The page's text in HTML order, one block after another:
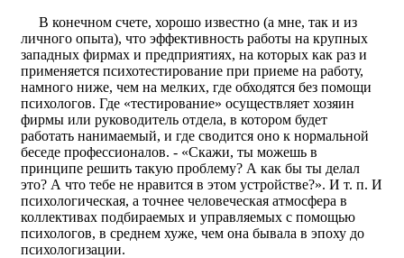
В конечном счете, хорошо известно (а мне, так и из
личного опыта), что эффективность работы на крупных
западных фирмах и предприятиях, на которых как раз и
применяется психотестирование при приеме на работу,
намного ниже, чем на мелких, где обходятся без помощи
психологов. Где «тестирование» осуществляет хозяин
фирмы или руководитель отдела, в котором будет
работать нанимаемый, и где сводится оно к нормальной
беседе профессионалов. - «Скажи, ты можешь в
принципе решить такую проблему? А как бы ты делал
это? А что тебе не нравится в этом устройстве?». И т. п. И
психологическая, а точнее человеческая атмосфера в
коллективах подбираемых и управляемых с помощью
психологов, в среднем хуже, чем она бывала в эпоху до
психологизации.